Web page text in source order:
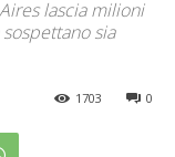
lascia milioni
sia
0
1703